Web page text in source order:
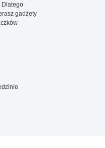
Dlatego
gadżety